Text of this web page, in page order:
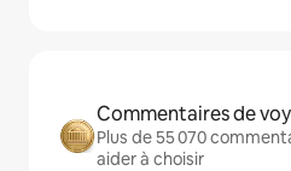
Commentaires de
Plus de 55 070
aider à choisir